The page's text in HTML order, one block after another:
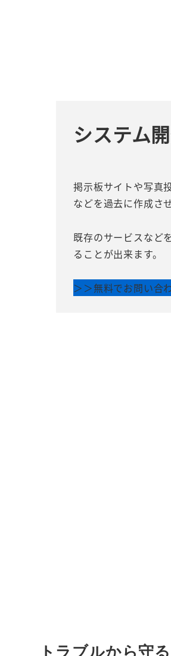
システム
掲示板サイトや写真
などを過去に作成さ
既存のサービスなど
ることが出来ます。
＞＞無料でお問い合
トラブルから守る